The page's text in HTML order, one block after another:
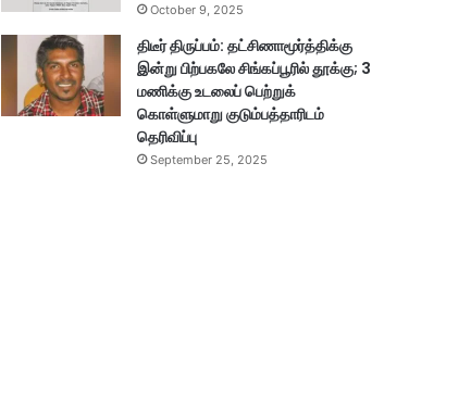
October 9, 2025
திடீர் திருப்பம்: தட்சிணாமூர்த்திக்கு
இன்று பிற்பகலே சிங்கப்பூரில் தூக்கு; 3
மணிக்கு உடலைப் பெற்றுக்
கொள்ளுமாறு குடும்பத்தாரிடம்
தெரிவிப்பு
September 25, 2025